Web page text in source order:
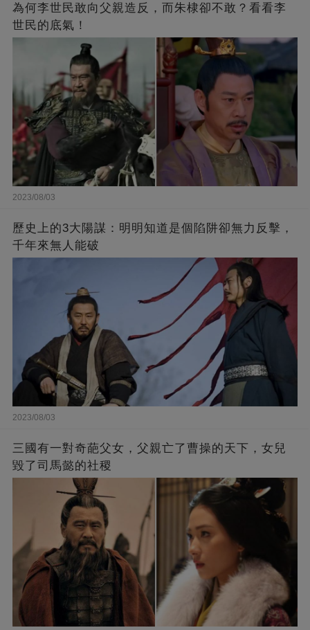
為何李世民敢向父親造反，而朱棣卻不敢？看看李
世民的底氣！
2023/08/03
歷史上的3大陽謀：明明知道是個陷阱卻無力反擊，
千年來無人能破
2023/08/03
三國有一對奇葩父女，父親亡了曹操的天下，女兒
毀了司馬懿的社稷